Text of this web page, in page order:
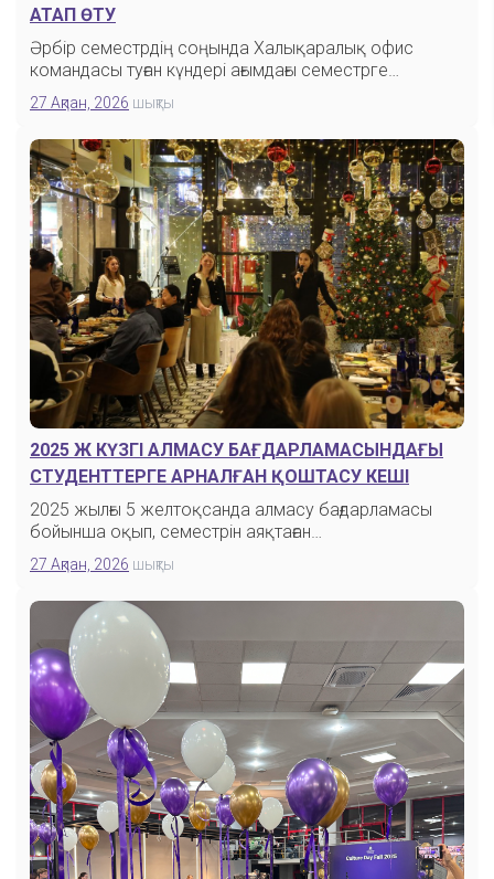
АТАП ӨТУ
Әрбір семестрдің соңында Халықаралық офис
командасы туған күндері ағымдағы семестрге…
27 Ақпан, 2026 шықты
2025 Ж КҮЗГІ АЛМАСУ БАҒДАРЛАМАСЫНДАҒЫ
СТУДЕНТТЕРГЕ АРНАЛҒАН ҚОШТАСУ КЕШІ
2025 жылғы 5 желтоқсанда алмасу бағдарламасы
бойынша оқып, семестрін аяқтаған…
27 Ақпан, 2026 шықты